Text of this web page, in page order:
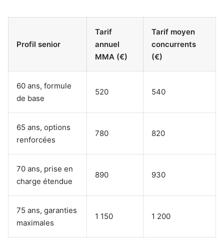
Profil senior
Tarif
annuel
MMA (€)
Tarif moyen
concurrents
(€)
60 ans, formule
de base
520 540
65 ans, options
renforcées
780 820
70 ans, prise en
charge étendue
890 930
75 ans, garanties
maximales
1 150 1 200